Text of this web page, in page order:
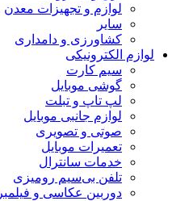
لوازم و تجهیزات معدن
سایر
کشاورزی و دامداری
لوازم الکترونیکی
سیم کارت
گوشی موبایل
لپ تاپ و تبلت
لوازم جانبی موبایل
صوتی و تصویری
تعمیرات موبایل
خدمات سانترال
تلفن بی‌سیم رومیزی
دوربین عکاسی و فیلمبرداری